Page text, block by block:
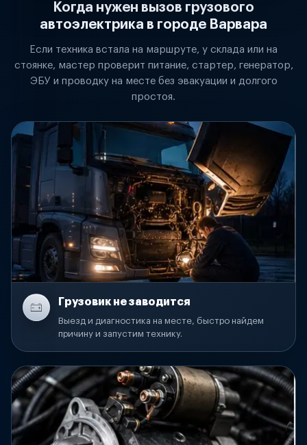
Когда нужен вызов грузового
автоэлектрика в городе Варвара
Если техника встала на маршруте, у склада или на
стоянке, мастер проверит питание, стартер, генератор,
ЭБУ и проводку на месте без эвакуации и долгого
простоя.
Грузовик не заводится
Выезд и диагностика на месте, быстро найдем
причину и запустим технику.